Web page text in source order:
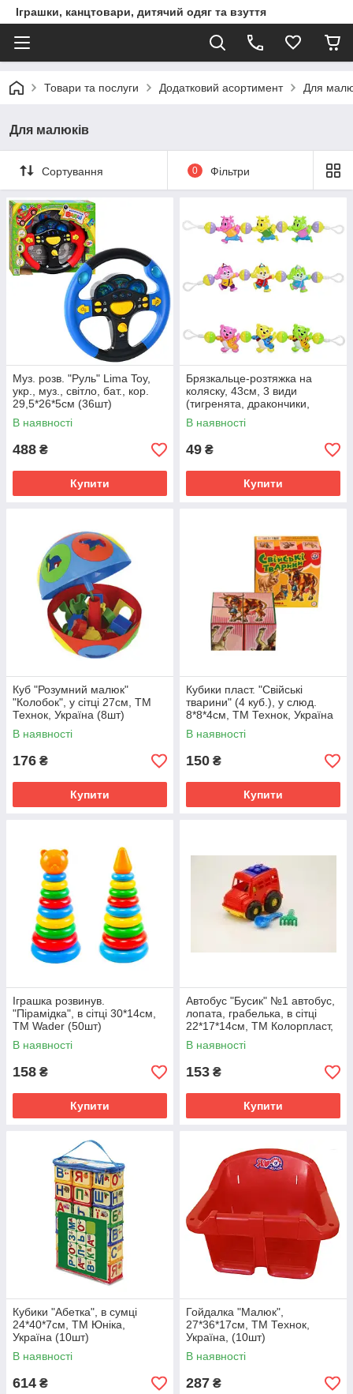
Іграшки, канцтовари, дитячий одяг та взуття
Товари та послуги Додатковий асортимент Для
Для малюків
Сортування 0 Фільтри
Муз. розв. "Руль" Lima Toy,
укр., муз., світло, бат., кор.
29,5*26*5см (36шт)
В наявності
488 ₴
Купити
Брязкальце-розтяжка на
коляску, 43см, 3 види
(тигренята, дракончики,
собачки), пак. 50*10см
(480шт)
В наявності
49 ₴
Купити
Куб "Розумний малюк"
"Колобок", у сітці 27см, ТМ
Технок, Україна (8шт)
В наявності
176 ₴
Купити
Кубики пласт. "Свійські
тварини" (4 куб.), у слюд.
8*8*4см, ТМ Технок, Україна
(34шт)
В наявності
150 ₴
Купити
Іграшка розвинув.
"Пірамідка", в сітці 30*14см,
ТМ Wader (50шт)
В наявності
158 ₴
Купити
Автобус "Бусик" №1 автобус,
лопата, грабелька, в сітці
22*17*14см, ТМ Колорпласт,
Україна (21шт)
В наявності
153 ₴
Купити
Кубики "Абетка", в сумці
24*40*7см, ТМ Юніка,
Україна (10шт)
В наявності
614 ₴
Гойдалка "Малюк",
27*36*17см, ТМ Технок,
Україна, (10шт)
В наявності
287 ₴